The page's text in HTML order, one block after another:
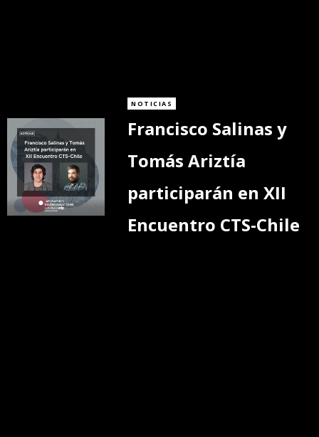
NOTICIAS
Francisco Salinas y
Tomás Ariztía
participarán en XII
Encuentro CTS-Chile